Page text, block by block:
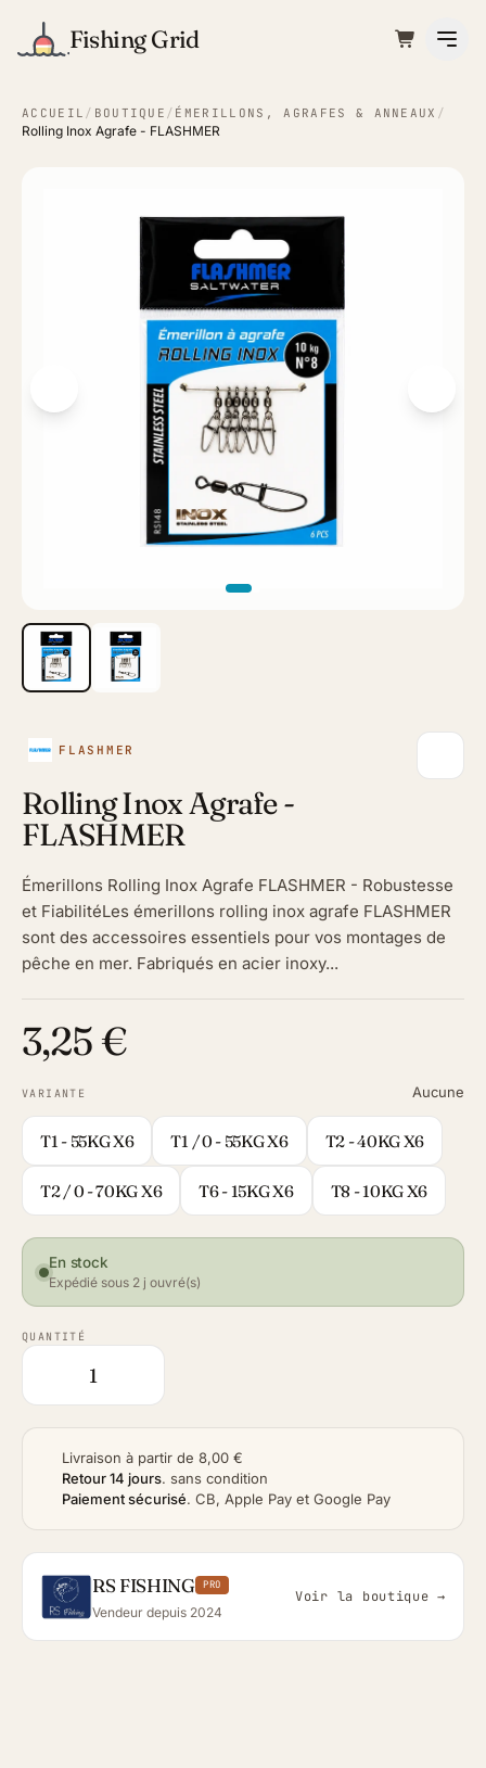
Fishing Grid
ACCUEIL / BOUTIQUE / ÉMERILLONS, AGRAFES & ANNEAUX /
Rolling Inox Agrafe - FLASHMER
FLASHMER
Rolling Inox Agrafe -
FLASHMER
Émerillons Rolling Inox Agrafe FLASHMER - Robustesse
et FiabilitéLes émerillons rolling inox agrafe FLASHMER
sont des accessoires essentiels pour vos montages de
pêche en mer. Fabriqués en acier inoxy...
3,25 €
VARIANTE Aucune
T1 - 55KG X6 T1 / 0 - 55KG X6 T2 - 40KG X6
T2 / 0 - 70KG X6 T6 - 15KG X6 T8 - 10KG X6
En stock
Expédié sous 2 j ouvré(s)
QUANTITÉ
Livraison à partir de 8,00 €
Retour 14 jours. sans condition
Paiement sécurisé. CB, Apple Pay et Google Pay
RS FISHING PRO
Vendeur depuis 2024
Voir la boutique →